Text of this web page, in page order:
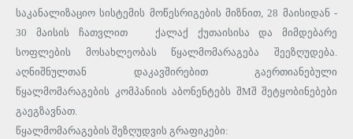
საკანალიზაციო სისტემის მოწესრიგების მიზნით, 28 მაისიდან -
30 მაისის ჩათვლით ქალაქ ქუთაისისა და მიმდებარე
სოფლების მოსახლეობას წყალმომარაგება შეეზღუდება.
აღნიშნულთან დაკავშირებით გაერთიანებული
წყალმომარაგების კომპანიის აბონენტებს შMშ შეტყობინებები
გაეგზავნათ.
წყალმომარაგების შეზღუდვის გრაფიკები: